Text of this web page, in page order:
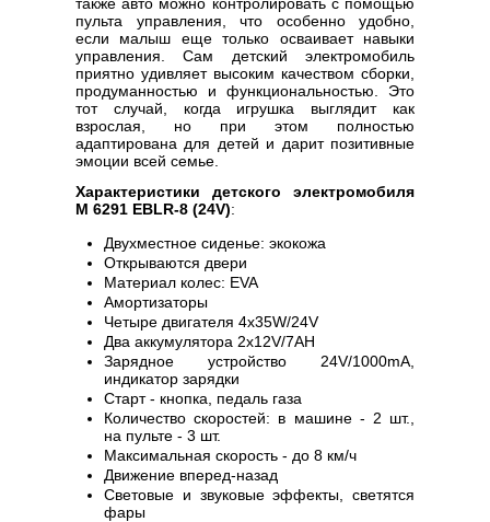
пульта управления, что особенно удобно,
если малыш еще только осваивает навыки
управления. Сам детский электромобиль
приятно удивляет высоким качеством сборки,
продуманностью и функциональностью. Это
тот случай, когда игрушка выглядит как
взрослая, но при этом полностью
адаптирована для детей и дарит позитивные
эмоции всей семье.
Характеристики детского электромобиля
M 6291 EBLR-8 (24V):
Двухместное сиденье: экокожа
Открываются двери
Материал колес: EVA
Амортизаторы
Четыре двигателя 4х35W/24V
Два аккумулятора 2х12V/7AH
Зарядное устройство 24V/1000mA,
индикатор зарядки
Старт - кнопка, педаль газа
Количество скоростей: в машине - 2 шт.,
на пульте - 3 шт.
Максимальная скорость - до 8 км/ч
Движение вперед-назад
Световые и звуковые эффекты, светятся
фары